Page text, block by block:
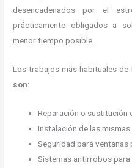
desencadenados por el
prácticamente obligados a
menor tiempo posible.
Los trabajos más habituales de
son:
Reparación o sustitución
Instalación de las mismas
Seguridad para
Sistemas antirrobos